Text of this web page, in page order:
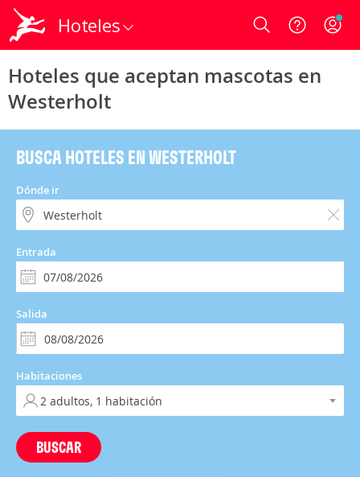
Hoteles Login
Hoteles que aceptan mascotas en
Westerholt
BUSCA HOTELES EN WESTERHOLT
Dónde ir
Entrada
Salida
Habitaciones
BUSCAR